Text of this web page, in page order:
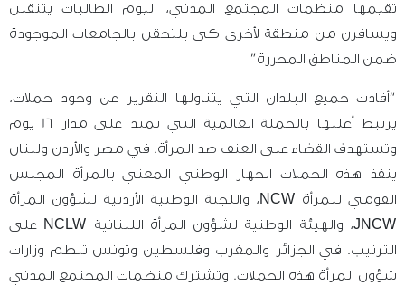
تقيمها منظمات المجتمع المدني، اليوم الطالبات يتنقلن
ويسافرن من منطقة لأخرى كي يلتحقن بالجامعات الموجودة
ضمن المناطق المحررة”
“أفادت جميع البلدان التي يتناولها التقرير عن وجود حملات،
يرتبط أغلبها بالحملة العالمية التي تمتد على مدار 16 يوم
وتستهدف القضاء على العنف ضد المرأة. في مصر والأردن ولبنان
ينفذ هذه الحملات الجهاز الوطني المعني بالمرأة المجلس
القومي للمرأة NCW، واللجنة الوطنية الأردنية لشؤون المرأة
JNCW، والهيئة الوطنية لشؤون المرأة اللبنانية NCLW على
الترتيب. في الجزائر والمغرب وفلسطين وتونس تنظم وزارات
شؤون المرأة هذه الحملات. وتشترك منظمات المجتمع المدني